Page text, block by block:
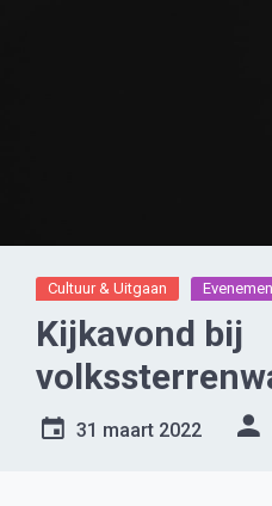
Cultuur & Uitgaan
Kijkavond bij
31 maart 2022